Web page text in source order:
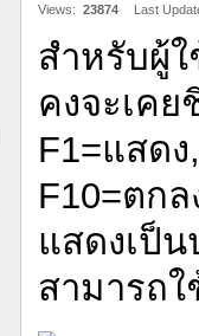
Views: 23874 Last
สำหรับผู้ใ
คงจะเค
F1=แสด
F10=ตก
แสดงเป็
สามารถ